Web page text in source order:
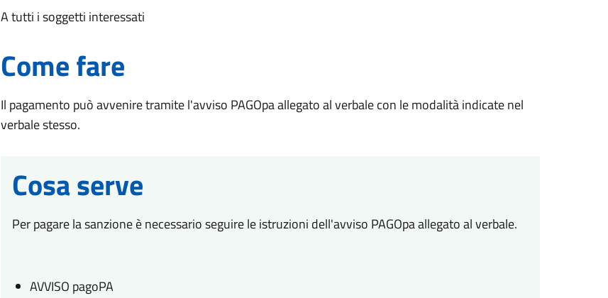
A tutti i soggetti interessati
Come fare
Il pagamento può avvenire tramite l'avviso PAGOpa allegato al verbale con le modalità indicate nel
verbale stesso.
Cosa serve
Per pagare la sanzione è necessario seguire le istruzioni dell'avviso PAGOpa allegato al verbale.
AVVISO pagoPA